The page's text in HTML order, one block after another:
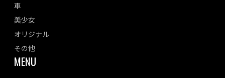
車
美少女
オリジナル
その他
MENU